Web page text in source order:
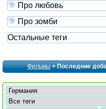
Про любовь
Про зомби
Остальные теги
Фильмы+ Последние